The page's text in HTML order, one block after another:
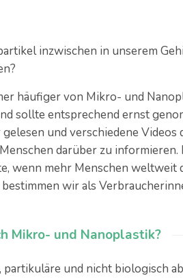
inzwischen in unserem
häufiger von Mikro- und
sollte entsprechend ernst
und verschiedene Videos
darüber zu
wenn mehr Menschen weltweit
wir als
Mikro- und Nanoplastik?
und nicht biologisch